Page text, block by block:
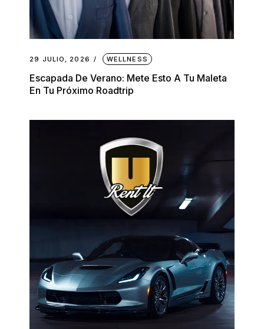
29 JULIO, 2026 WELLNESS
Escapada De Verano: Mete Esto A Tu Maleta
En Tu Próximo Roadtrip